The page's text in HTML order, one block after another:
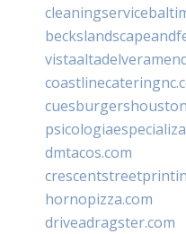
dmtacos.com
hornopizza.com
driveadragster.com